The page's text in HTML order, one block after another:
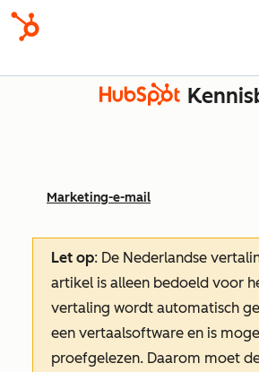
Marketing-e-mail
Let op: De Nederlandse
artikel is alleen bedoeld voor
vertaling wordt automatisch
een vertaalsoftware en is
proefgelezen. Daarom moet